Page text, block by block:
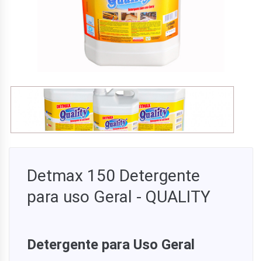
Detmax 150 Detergente
para uso Geral - QUALITY
Detergente para Uso Geral